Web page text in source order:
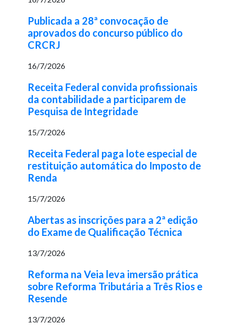
Publicada a 28ª convocação de
aprovados do concurso público do
CRCRJ
16/7/2026
Receita Federal convida profissionais
da contabilidade a participarem de
Pesquisa de Integridade
15/7/2026
Receita Federal paga lote especial de
restituição automática do Imposto de
Renda
15/7/2026
Abertas as inscrições para a 2ª edição
do Exame de Qualificação Técnica
13/7/2026
Reforma na Veia leva imersão prática
sobre Reforma Tributária a Três Rios e
Resende
13/7/2026